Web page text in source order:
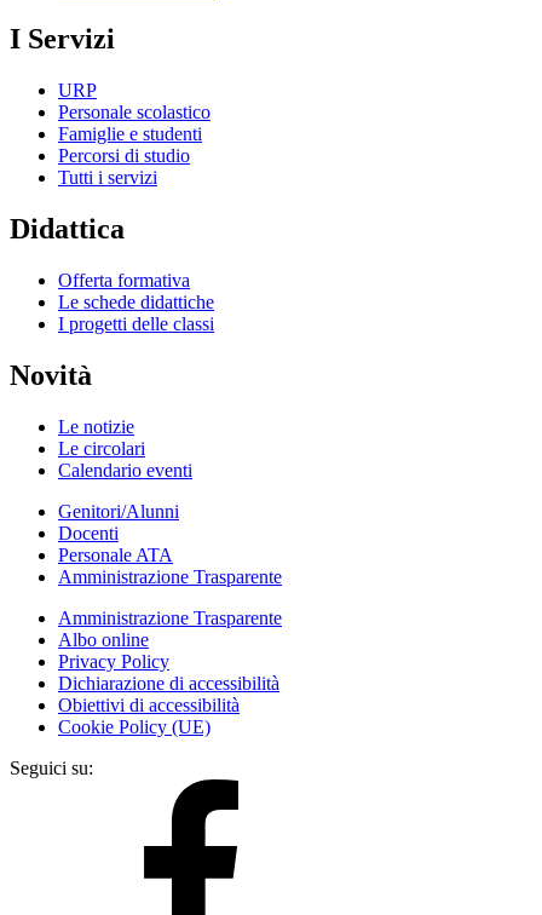
I Servizi
URP
Personale scolastico
Famiglie e studenti
Percorsi di studio
Tutti i servizi
Didattica
Offerta formativa
Le schede didattiche
I progetti delle classi
Novità
Le notizie
Le circolari
Calendario eventi
Genitori/Alunni
Docenti
Personale ATA
Amministrazione Trasparente
Amministrazione Trasparente
Albo online
Privacy Policy
Dichiarazione di accessibilità
Obiettivi di accessibilità
Cookie Policy (UE)
Seguici su: